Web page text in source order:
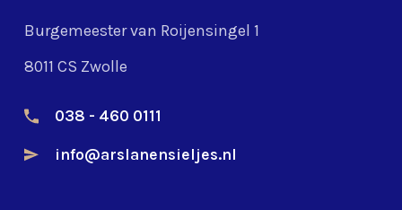
Burgemeester van Roijensingel 1
8011 CS Zwolle
038 - 460 0111
info@arslanensieljes.nl